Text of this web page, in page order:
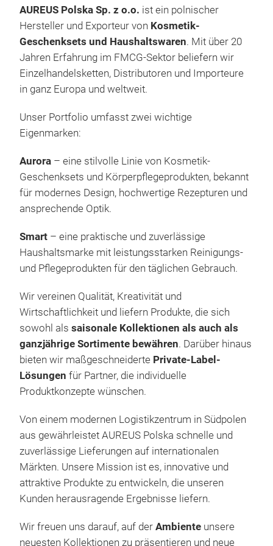
AUREUS Polska Sp. z o.o. ist ein polnischer
Hersteller und Exporteur von Kosmetik-
Geschenksets und Haushaltswaren. Mit über 20
Jahren Erfahrung im FMCG-Sektor beliefern wir
Einzelhandelsketten, Distributoren und Importeure
in ganz Europa und weltweit.
Unser Portfolio umfasst zwei wichtige
Eigenmarken:
Aurora – eine stilvolle Linie von Kosmetik-
Geschenksets und Körperpflegeprodukten, bekannt
für modernes Design, hochwertige Rezepturen und
ansprechende Optik.
Smart – eine praktische und zuverlässige
Haushaltsmarke mit leistungsstarken Reinigungs-
und Pflegeprodukten für den täglichen Gebrauch.
Wir vereinen Qualität, Kreativität und
Wirtschaftlichkeit und liefern Produkte, die sich
sowohl als saisonale Kollektionen als auch als
ganzjährige Sortimente bewähren. Darüber hinaus
bieten wir maßgeschneiderte Private-Label-
Lösungen für Partner, die individuelle
Produktkonzepte wünschen.
Von einem modernen Logistikzentrum in Südpolen
aus gewährleistet AUREUS Polska schnelle und
zuverlässige Lieferungen auf internationalen
Märkten. Unsere Mission ist es, innovative und
attraktive Produkte zu entwickeln, die unseren
Kunden herausragende Ergebnisse liefern.
Wir freuen uns darauf, auf der Ambiente unsere
neuesten Kollektionen zu präsentieren und neue